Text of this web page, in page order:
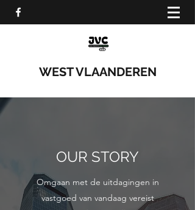
WEST VLAANDEREN
OUR STORY
Omgaan met de uitdagingen in
vastgoed van vandaag vereist